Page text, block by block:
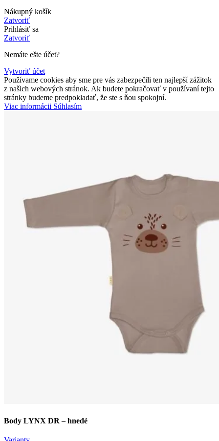
Nákupný košík
Zatvoriť
Prihlásiť sa
Zatvoriť
Nemáte ešte účet?
Vytvoriť účet
Používame cookies aby sme pre vás zabezpečili ten najlepší zážitok
z našich webových stránok. Ak budete pokračovať v používaní tejto
stránky budeme predpokladať, že ste s ňou spokojní.
Viac informácii Viac
Súhlasím
Body LYNX DR – hnedé